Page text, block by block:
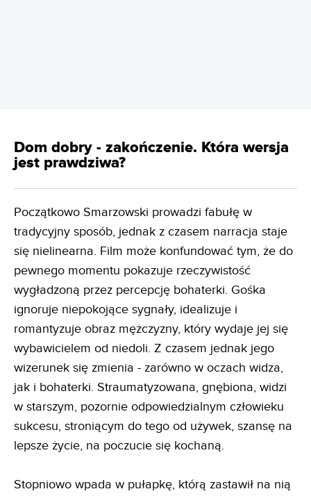
Dom dobry - zakończenie. Która wersja
jest prawdziwa?
Początkowo Smarzowski prowadzi fabułę w
tradycyjny sposób, jednak z czasem narracja staje
się nielinearna. Film może konfundować tym, że do
pewnego momentu pokazuje rzeczywistość
wygładzoną przez percepcję bohaterki. Gośka
ignoruje niepokojące sygnały, idealizuje i
romantyzuje obraz mężczyzny, który wydaje jej się
wybawicielem od niedoli. Z czasem jednak jego
wizerunek się zmienia - zarówno w oczach widza,
jak i bohaterki. Straumatyzowana, gnębiona, widzi
w starszym, pozornie odpowiedzialnym człowieku
sukcesu, stroniącym do tego od używek, szansę na
lepsze życie, na poczucie się kochaną.
Stopniowo wpada w pułapkę, którą zastawił na nią